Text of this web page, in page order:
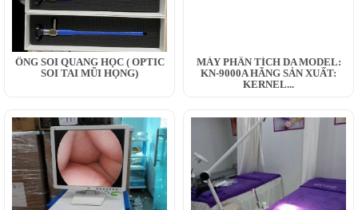
ỐNG SOI QUANG HỌC ( OPTIC
SOI TAI MŨI HỌNG)
MÁY PHÂN TÍCH DA MODEL:
KN-9000A HÃNG SẢN XUẤT:
KERNEL...